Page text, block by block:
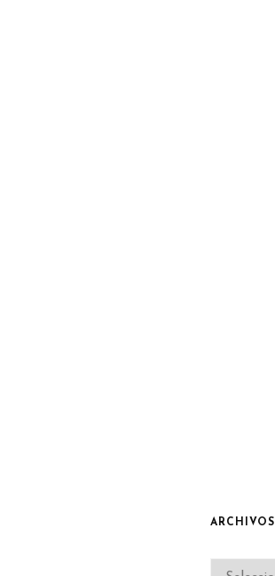
ARCHIVOS